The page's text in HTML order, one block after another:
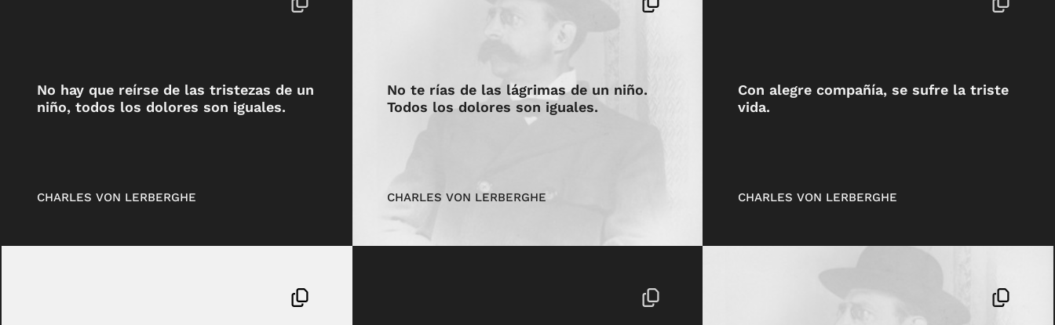
No hay que reírse de las tristezas de un
niño, todos los dolores son iguales.
CHARLES VON LERBERGHE
No te rías de las lágrimas de un niño.
Todos los dolores son iguales.
CHARLES VON LERBERGHE
Con alegre compañía, se sufre la triste
vida.
CHARLES VON LERBERGHE